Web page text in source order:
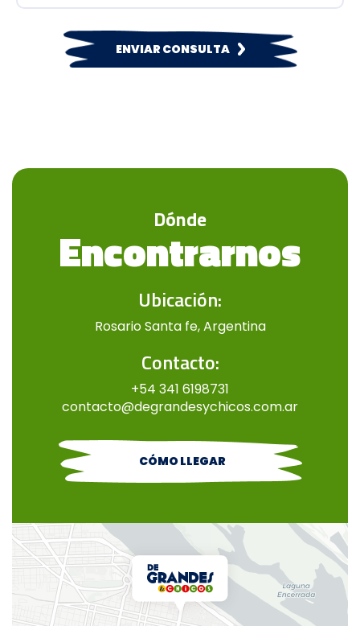
ENVIAR CONSULTA
Dónde
Encontrarnos
Ubicación:
Rosario Santa fe, Argentina
Contacto:
+54 341 6198731
contacto@degrandesychicos.com.ar
CÓMO LLEGAR